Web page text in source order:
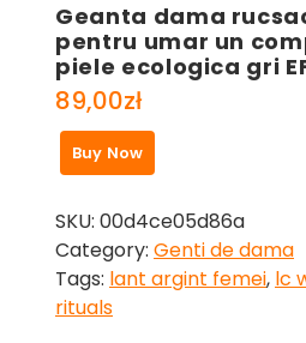
Geanta dama
pentru umar un
piele ecologica gri
89,00zł
Buy Now
SKU: 00d4ce05d86a
Category: Genti de dama
Tags: lant argint femei, lc
rituals